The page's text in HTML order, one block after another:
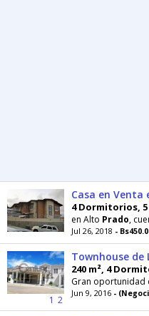
4 Dormitorios,
en Alto Prado,
Jul 26, 2018 -
1 2
240 m², 4
Jun 9, 2016 -